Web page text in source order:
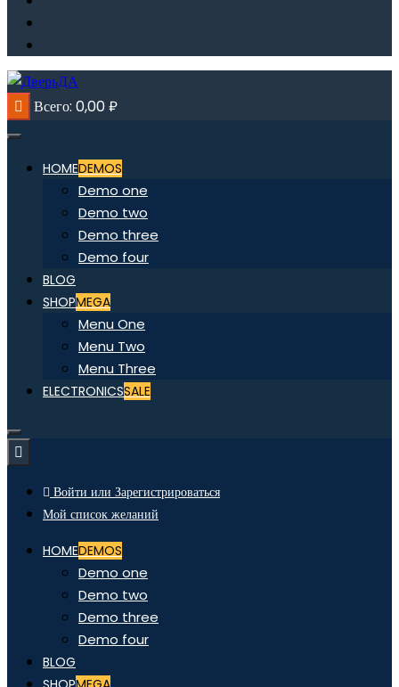
Всего: 0,00₽
HOMEDEMOS
Demo one
Demo two
Demo three
Demo four
BLOG
SHOPMEGA
Menu One
Menu Two
Menu Three
ELECTRONICSSALE
Войти или Зарегистрироваться
Мой список желаний
HOMEDEMOS
Demo one
Demo two
Demo three
Demo four
BLOG